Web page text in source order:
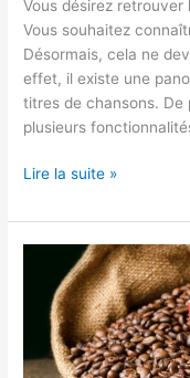
Vous désirez retrouver
Vous souhaitez
Désormais, cela ne
effet, il existe une
titres de chansons. De
plusieurs
Application
les
titres
chansons
notre
top
Lire la suite »